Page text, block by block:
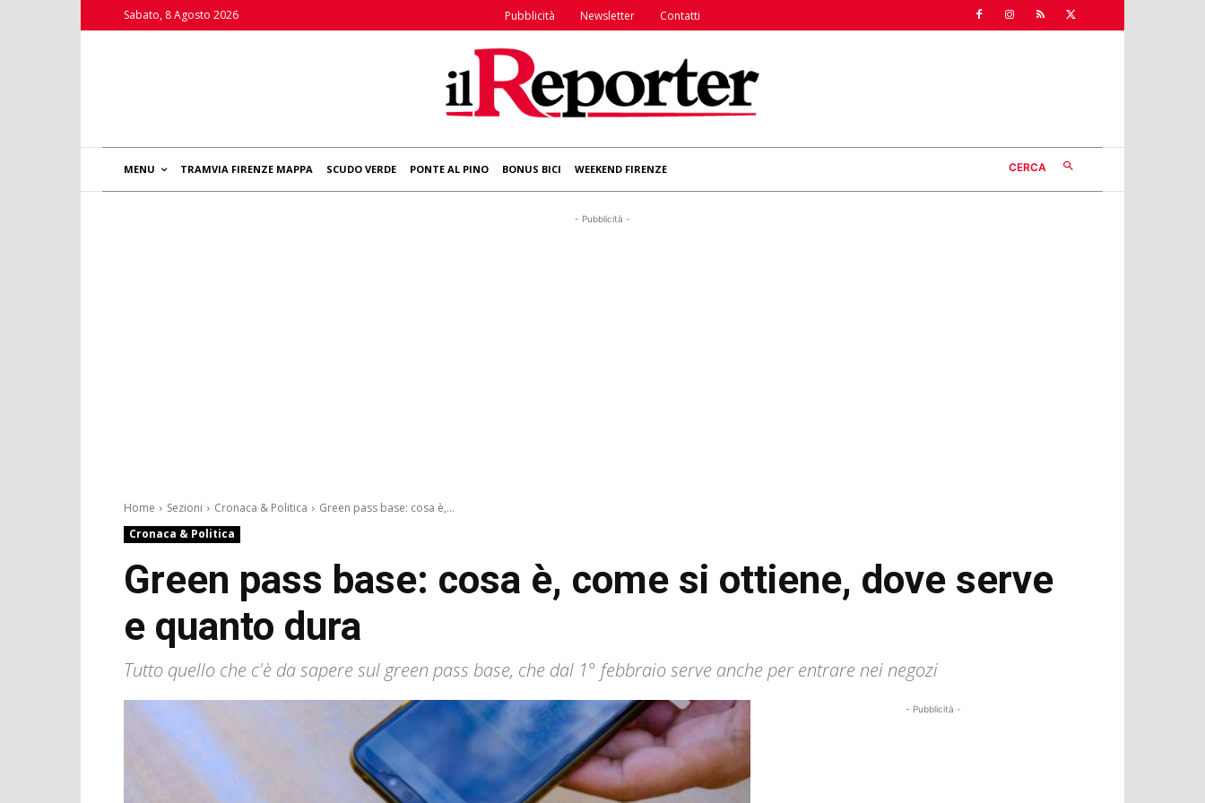
Sabato, 8 Agosto 2026 Pubblicità Newsletter Contatti
MENU TRAMVIA FIRENZE MAPPA SCUDO VERDE PONTE AL PINO BONUS BICI WEEKEND FIRENZE CERCA
- Pubblicità -
Home Sezioni Cronaca & Politica
Green pass base: cosa è,...
Cronaca & Politica
Green pass base: cosa è, come si ottiene, dove serve
e quanto dura
Tutto quello che c'è da sapere sul green pass base, che dal 1° febbraio serve anche per entrare nei negozi
- Pubblicità -